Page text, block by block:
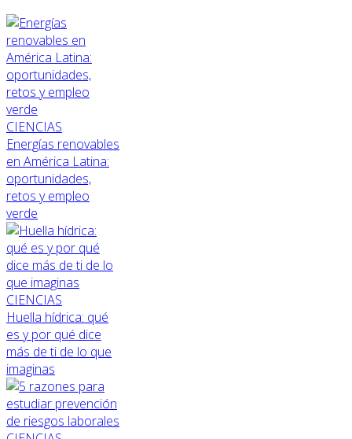
CIENCIAS
Energías renovables
en América Latina:
oportunidades,
retos y empleo
verde
CIENCIAS
Huella hídrica: qué
es y por qué dice
más de ti de lo que
imaginas